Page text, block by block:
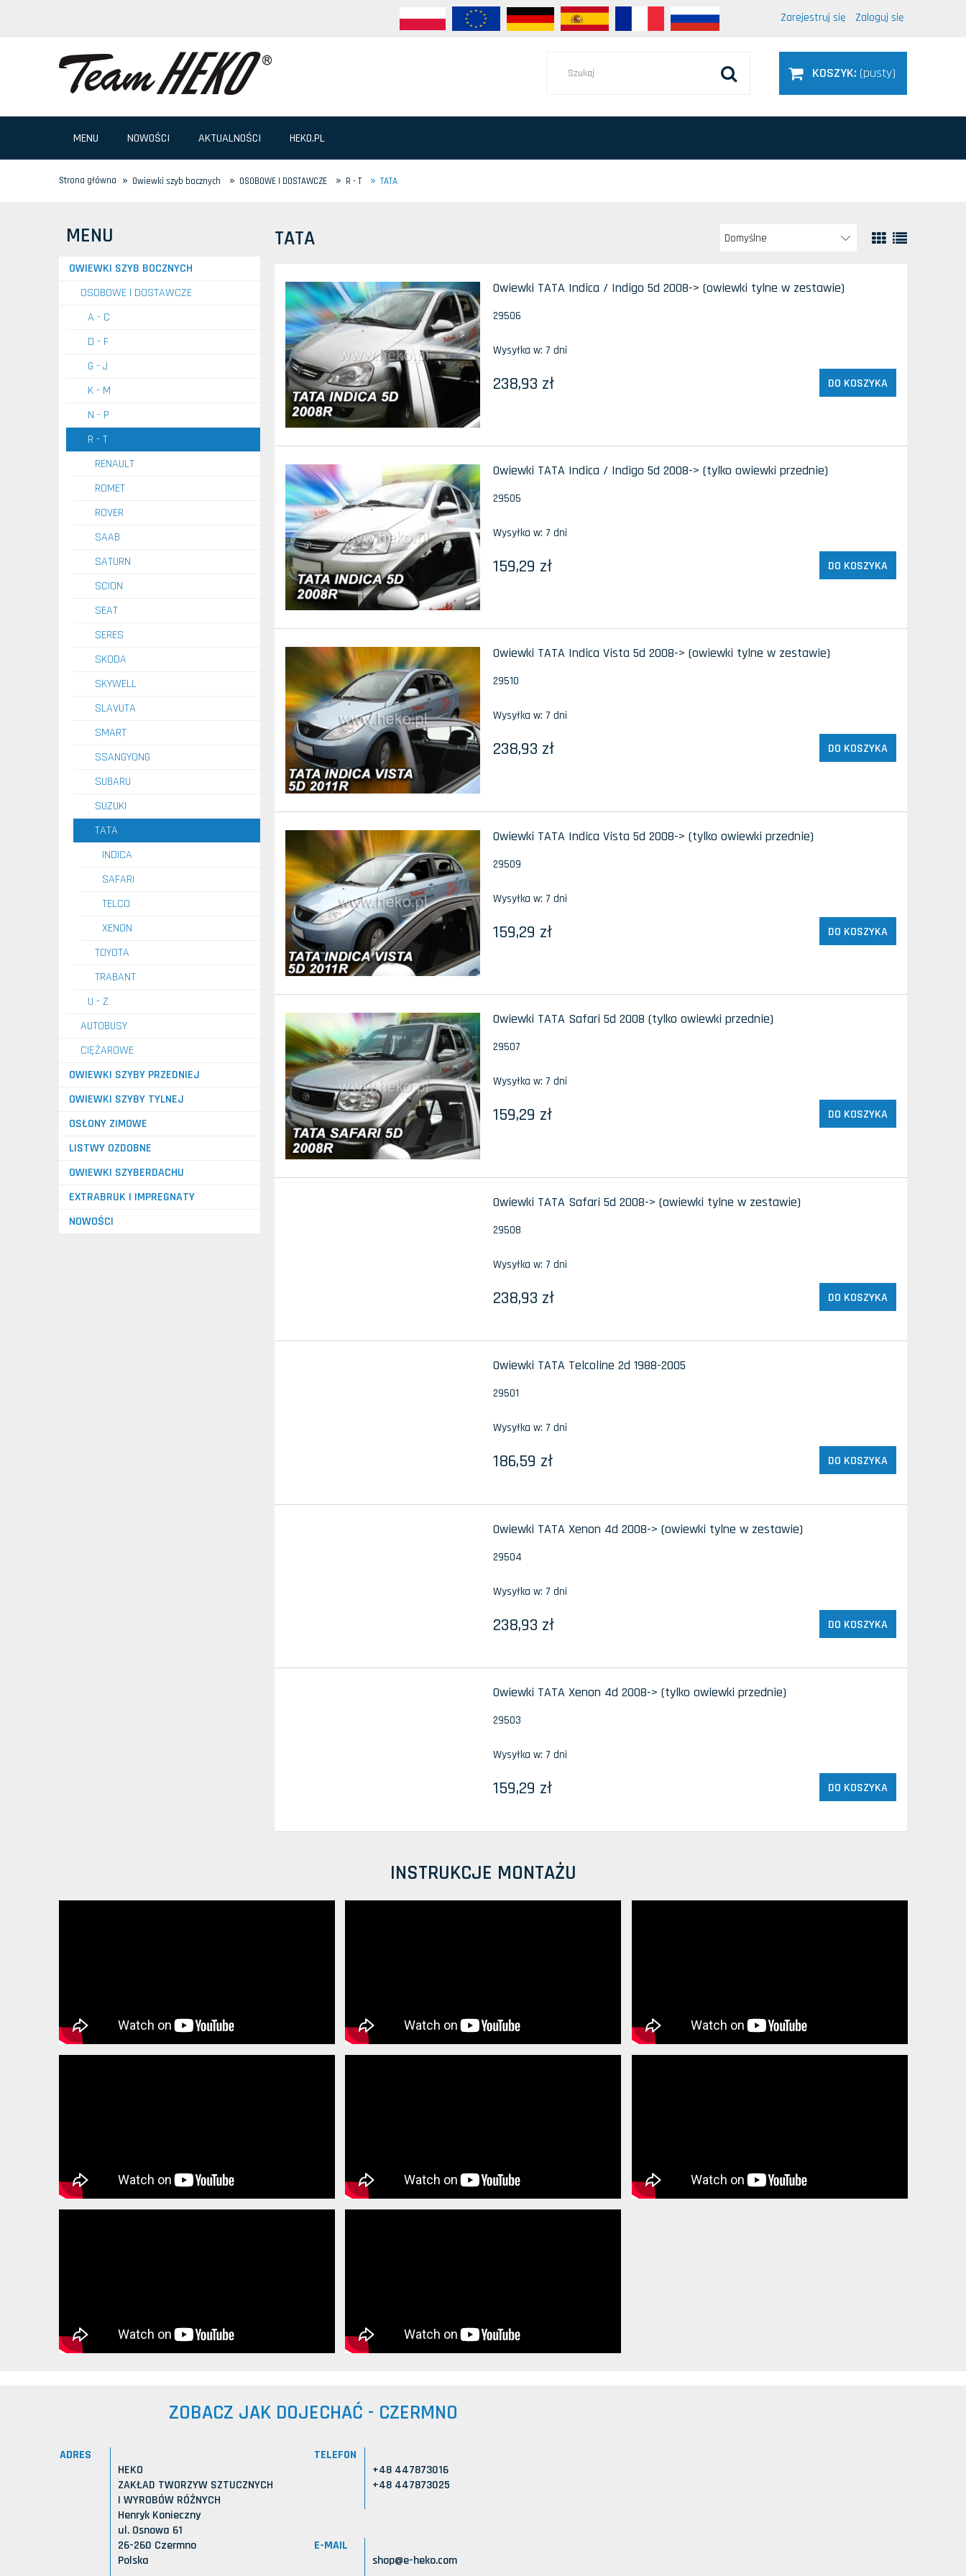
Zarejestruj się Zaloguj się
KOSZYK: (pusty)
MENU NOWOŚCI AKTUALNOŚCI HEKO.PL
Strona główna » Owiewki szyb bocznych » OSOBOWE I DOSTAWCZE » R - T » TATA
MENU
OWIEWKI SZYB BOCZNYCH
OSOBOWE I DOSTAWCZE
A - C
D - F
G - J
K - M
N - P
R - T
RENAULT
ROMET
ROVER
SAAB
SATURN
SCION
SEAT
SERES
SKODA
SKYWELL
SLAVUTA
SMART
SSANGYONG
SUBARU
SUZUKI
TATA
INDICA
SAFARI
TELCO
XENON
TOYOTA
TRABANT
U - Z
AUTOBUSY
CIĘŻAROWE
OWIEWKI SZYBY PRZEDNIEJ
OWIEWKI SZYBY TYLNEJ
OSŁONY ZIMOWE
LISTWY OZDOBNE
OWIEWKI SZYBERDACHU
EXTRABRUK I IMPREGNATY
NOWOŚCI
TATA
Owiewki TATA Indica / Indigo 5d 2008-> (owiewki tylne w zestawie)
29506
Wysyłka w: 7 dni
238,93 zł DO KOSZYKA
Owiewki TATA Indica / Indigo 5d 2008-> (tylko owiewki przednie)
29505
Wysyłka w: 7 dni
159,29 zł DO KOSZYKA
Owiewki TATA Indica Vista 5d 2008-> (owiewki tylne w zestawie)
29510
Wysyłka w: 7 dni
238,93 zł DO KOSZYKA
Owiewki TATA Indica Vista 5d 2008-> (tylko owiewki przednie)
29509
Wysyłka w: 7 dni
159,29 zł DO KOSZYKA
Owiewki TATA Safari 5d 2008 (tylko owiewki przednie)
29507
Wysyłka w: 7 dni
159,29 zł DO KOSZYKA
Owiewki TATA Safari 5d 2008-> (owiewki tylne w zestawie)
29508
Wysyłka w: 7 dni
238,93 zł DO KOSZYKA
Owiewki TATA Telcoline 2d 1988-2005
29501
Wysyłka w: 7 dni
186,59 zł DO KOSZYKA
Owiewki TATA Xenon 4d 2008-> (owiewki tylne w zestawie)
29504
Wysyłka w: 7 dni
238,93 zł DO KOSZYKA
Owiewki TATA Xenon 4d 2008-> (tylko owiewki przednie)
29503
Wysyłka w: 7 dni
159,29 zł DO KOSZYKA
INSTRUKCJE MONTAŻU
ZOBACZ JAK DOJECHAĆ - CZERMNO
ADRES
HEKO
ZAKŁAD TWORZYW SZTUCZNYCH
I WYROBÓW RÓŻNYCH
Henryk Konieczny
ul. Osnowa 61
26-260 Czermno
Polska
TELEFON
+48 447873016
+48 447873025
E-MAIL
shop@e-heko.com